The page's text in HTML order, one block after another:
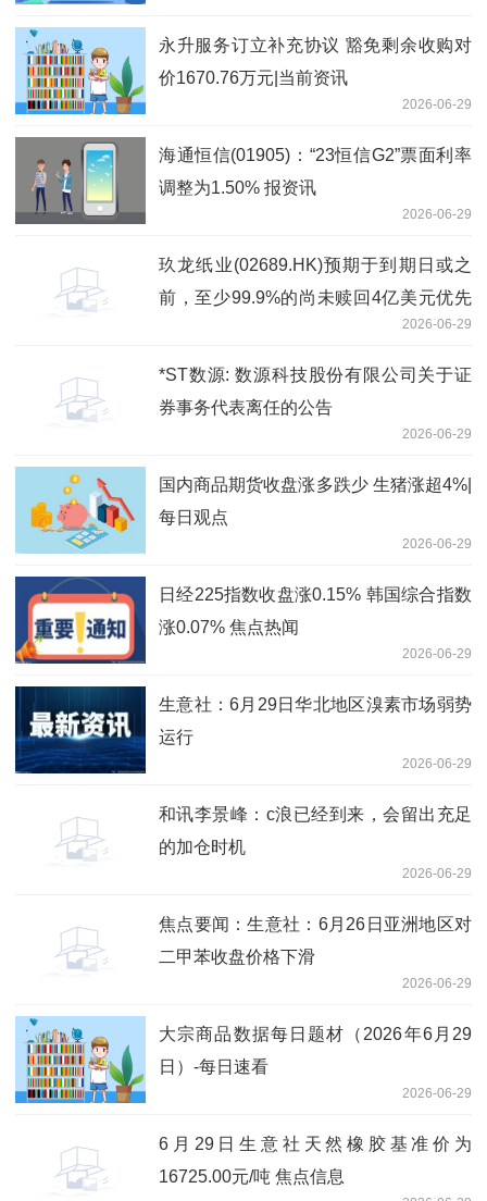
永升服务订立补充协议 豁免剩余收购对
价1670.76万元|当前资讯
2026-06-29
海通恒信(01905)：“23恒信G2”票面利率
调整为1.50% 报资讯
2026-06-29
玖龙纸业(02689.HK)预期于到期日或之
前，至少99.9%的尚未赎回4亿美元优先
永续资本证券总额将获有效交回-资讯
2026-06-29
*ST数源: 数源科技股份有限公司关于证
券事务代表离任的公告
2026-06-29
国内商品期货收盘涨多跌少 生猪涨超4%|
每日观点
2026-06-29
日经225指数收盘涨0.15% 韩国综合指数
涨0.07% 焦点热闻
2026-06-29
生意社：6月29日华北地区溴素市场弱势
运行
2026-06-29
和讯李景峰：c浪已经到来，会留出充足
的加仓时机
2026-06-29
焦点要闻：生意社：6月26日亚洲地区对
二甲苯收盘价格下滑
2026-06-29
大宗商品数据每日题材（2026年6月29
日）​-每日速看
2026-06-29
6月29日生意社天然橡胶基准价为
16725.00元/吨 焦点信息